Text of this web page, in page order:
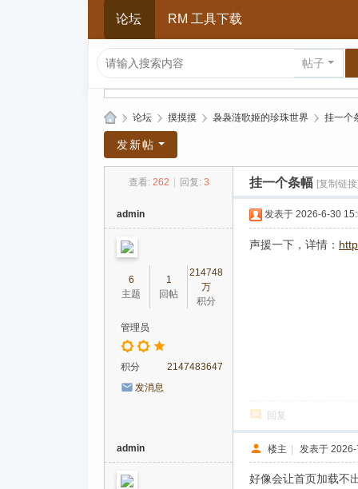
论坛 RM 工具下载
帖子
上
» 论坛 › 摸摸摸 › 袅袅涟歌姬的珍珠世界 › 挂一个
发新帖
查看: 262 回复: 3 挂一个条幅 [复制链
admin
6
主题
1
回帖
214748
万
积分
管理员
积分
2147483647
发消息
发表于 2026-6-30
声援一下，详情：
回复
admin 楼主 | 发表于
好像会让首页加载不